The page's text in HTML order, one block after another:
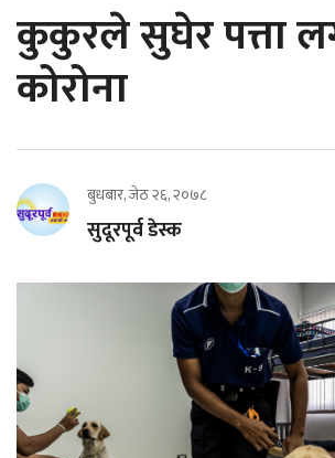
कुकुरले सुघेर पत्ता
कोरोना
बुधबार, जेठ २६, २०७८
सुदूरपूर्व डेस्क